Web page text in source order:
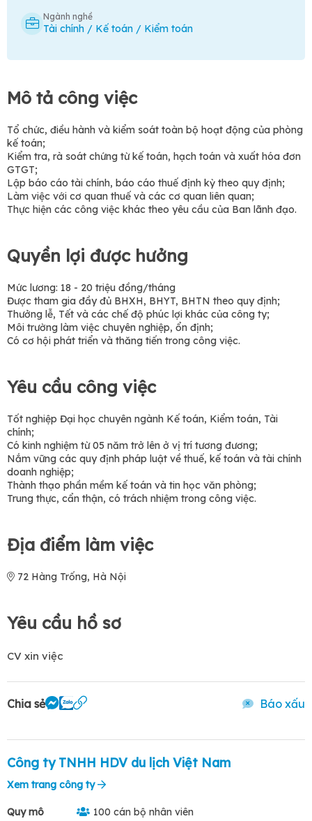
Ngành nghề
Tài chính / Kế toán / Kiểm toán
Mô tả công việc
Tổ chức, điều hành và kiểm soát toàn bộ hoạt động của phòng
kế toán;
Kiểm tra, rà soát chứng từ kế toán, hạch toán và xuất hóa đơn
GTGT;
Lập báo cáo tài chính, báo cáo thuế định kỳ theo quy định;
Làm việc với cơ quan thuế và các cơ quan liên quan;
Thực hiện các công việc khác theo yêu cầu của Ban lãnh đạo.
Quyền lợi được hưởng
Mức lương: 18 - 20 triệu đồng/tháng
Được tham gia đầy đủ BHXH, BHYT, BHTN theo quy định;
Thưởng lễ, Tết và các chế độ phúc lợi khác của công ty;
Môi trường làm việc chuyên nghiệp, ổn định;
Có cơ hội phát triển và thăng tiến trong công việc.
Yêu cầu công việc
Tốt nghiệp Đại học chuyên ngành Kế toán, Kiểm toán, Tài
chính;
Có kinh nghiệm từ 05 năm trở lên ở vị trí tương đương;
Nắm vững các quy định pháp luật về thuế, kế toán và tài chính
doanh nghiệp;
Thành thạo phần mềm kế toán và tin học văn phòng;
Trung thực, cẩn thận, có trách nhiệm trong công việc.
Địa điểm làm việc
72 Hàng Trống, Hà Nội
Yêu cầu hồ sơ
CV xin việc
Chia sẻ Báo xấu
Công ty TNHH HDV du lịch Việt Nam
Xem trang công ty
Quy mô 100 cán bộ nhân viên